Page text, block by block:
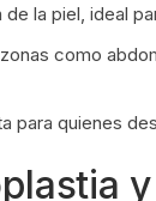
la piel, ideal
como
para quienes